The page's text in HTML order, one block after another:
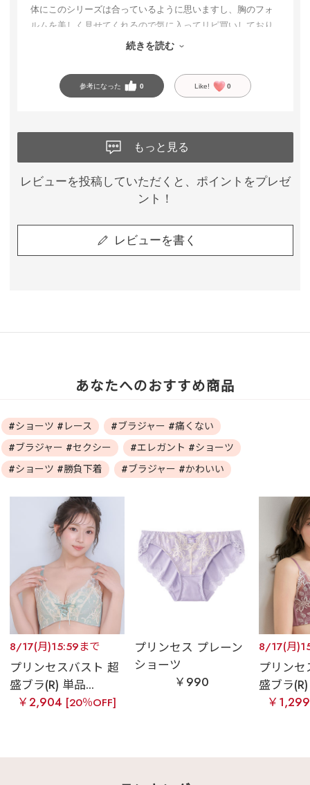
体にこのシリーズは合っているように思いますし、胸のフォ
ルムを美しく見せてくれるので気に入ってリピ買いしており
続きを読む
参考になった 0 Like! 0
もっと見る
レビューを投稿していただくと、ポイントをプレゼ
ント！
レビューを書く
あなたへのおすすめ商品
#ショーツ #レース
#ブラジャー #痛くない
#ブラジャー #セクシー
#エレガント #ショーツ
#ショーツ #勝負下着
#ブラジャー #かわいい
8/17(月)15:59まで
プリンセスバスト 超
盛ブラ(R) 単品...
￥2,904 [20％OFF]
プリンセス プレーン
ショーツ
￥990
8/17(月
プリン
盛ブラ
￥